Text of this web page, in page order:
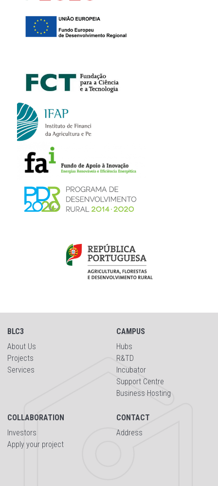
BLC3
About Us
Projects
Services
CAMPUS
Hubs
R&TD
Incubator
Support Centre
Business Hosting
COLLABORATION
Investors
Apply your project
CONTACT
Address